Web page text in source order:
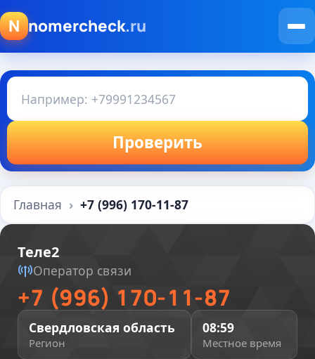
N nomercheck.ru
Проверить
Главная +7 (996) 170-11-87
Теле2
Оператор связи
+7 (996) 170-11-87
Свердловская область
Регион
08:59
Местное время